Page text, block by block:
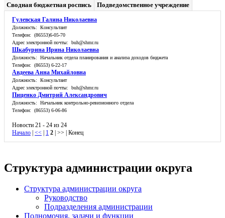
Сводная бюджетная роспись
Подведомственное учреждение
Гулевская Галина Николаевна
Должность: Консультант
Телефон: (86553)6-05-70
Адрес электронной почты: buh@shmr.ru
Шкабурина Ирина Николаевна
Должность: Начальник отдела планирования и анализа доходов бюджета
Телефон: (86553) 6-22-17
Авдеева Анна Михайловна
Должность: Консультант
Адрес электронной почты: buh@shmr.ru
Пиценко Дмитрий Александрович
Должность: Начальник контрольно-ревизионного отдела
Телефон: (86553) 6-06-86
Новости 21 - 24 из 24
Начало | << | 1 2 | >> | Конец
Структура администрации округа
Структура администрации округа
Руководство
Подразделения администрации
Полномочия, задачи и функции